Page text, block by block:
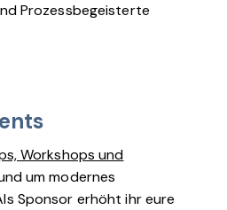
Prozessbegeisterte
Workshops und
um modernes
Sponsor erhöht ihr eure